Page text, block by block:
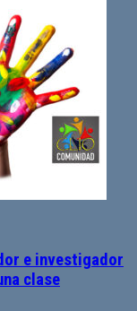
e investigador
clase